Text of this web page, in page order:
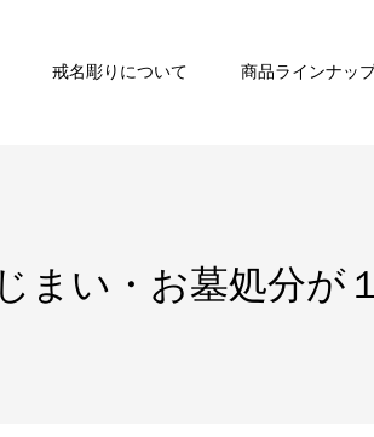
戒名彫りについて 商品ラインナッ
まい・お墓処分が